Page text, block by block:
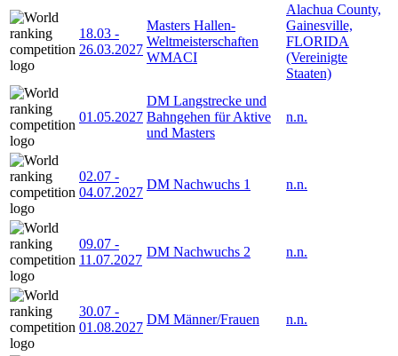
18.03 -
26.03.2027
Masters Hallen-
Weltmeisterschaften
WMACI
Alachua County,
Gainesville,
FLORIDA
(Vereinigte
Staaten)
01.05.2027
DM Langstrecke und
Bahngehen für Aktive
und Masters
n.n.
02.07 -
04.07.2027
DM Nachwuchs 1 n.n.
09.07 -
11.07.2027
DM Nachwuchs 2 n.n.
30.07 -
01.08.2027
DM Männer/Frauen n.n.